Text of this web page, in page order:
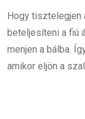
Hogy tisztelegjen
beteljesíteni a fiú
menjen a bálba.
amikor eljön a